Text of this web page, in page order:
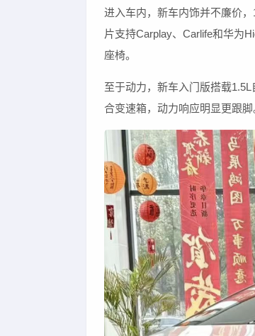
进入车内，新车内饰并不廉价
片支持Carplay、Carlife和华为
座椅。
至于动力，新车入门版搭载
合变速箱，动力响应明显更跟